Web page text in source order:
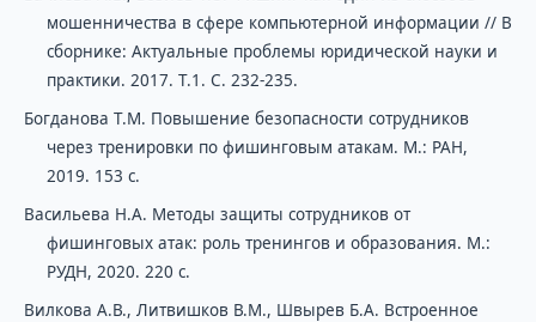
мошенничества в сфере компьютерной информации // В
сборнике: Актуальные проблемы юридической науки и
практики. 2017. Т.1. С. 232-235.
Богданова Т.М. Повышение безопасности сотрудников
через тренировки по фишинговым атакам. М.: РАН,
2019. 153 с.
Васильева Н.А. Методы защиты сотрудников от
фишинговых атак: роль тренингов и образования. М.:
РУДН, 2020. 220 с.
Вилкова А.В., Литвишков В.М., Швырев Б.А. Встроенное